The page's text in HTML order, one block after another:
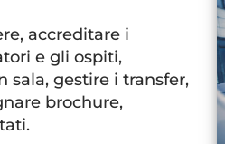
accreditare i
e gli ospiti,
sala, gestire i transfer,
brochure,